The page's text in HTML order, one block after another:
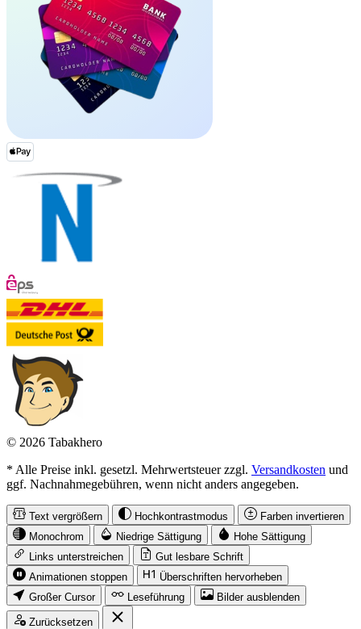
© 2026 Tabakhero
* Alle Preise inkl. gesetzl. Mehrwertsteuer zzgl. Versandkosten und
ggf. Nachnahmegebühren, wenn nicht anders angegeben.
Text vergrößern Hochkontrastmodus
Farben invertieren
Monochrom
Niedrige Sättigung
Hohe Sättigung
Links unterstreichen
Gut lesbare Schrift
Animationen stoppen
Überschriften hervorheben
Großer Cursor
Leseführung Bilder ausblenden
Zurücksetzen